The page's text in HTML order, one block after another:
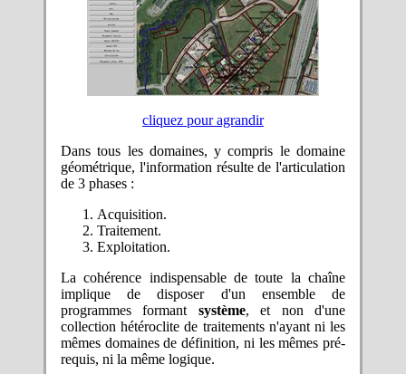
cliquez pour agrandir
Dans tous les domaines, y compris le domaine
géométrique, l'information résulte de l'articulation
de 3 phases :
Acquisition.
Traitement.
Exploitation.
La cohérence indispensable de toute la chaîne
implique de disposer d'un ensemble de
programmes formant système, et non d'une
collection hétéroclite de traitements n'ayant ni les
mêmes domaines de définition, ni les mêmes pré-
requis, ni la même logique.